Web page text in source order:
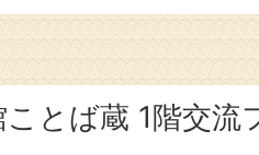
とば蔵 1階交流